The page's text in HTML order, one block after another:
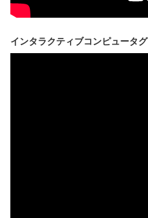
インタラクティブコンピュータ